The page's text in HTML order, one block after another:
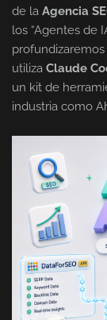
de la Agencia
los “Agentes de
utiliza Claude
un kit de
industria como